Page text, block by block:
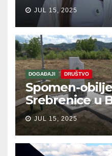
JUL 15, 2025
DOGAĐAJI DRUŠTVO
Spomen-
Srebrenice u
JUL 15, 2025